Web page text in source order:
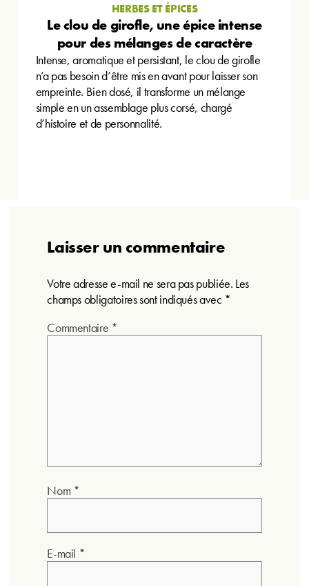
HERBES ET ÉPICES
Le clou de girofle, une épice intense
pour des mélanges de caractère
Intense, aromatique et persistant, le clou de girofle
n’a pas besoin d’être mis en avant pour laisser son
empreinte. Bien dosé, il transforme un mélange
simple en un assemblage plus corsé, chargé
d’histoire et de personnalité.
Laisser un commentaire
Votre adresse e-mail ne sera pas publiée. Les
champs obligatoires sont indiqués avec *
Commentaire *
Nom *
E-mail *